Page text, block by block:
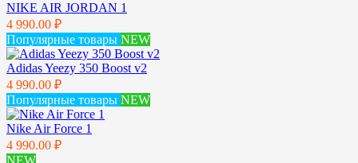
NIKE AIR JORDAN 1
4 990.00 ₽
Популярные товары NEW
Adidas Yeezy 350 Boost v2
4 990.00 ₽
Популярные товары NEW
Nike Air Force 1
4 990.00 ₽
NEW